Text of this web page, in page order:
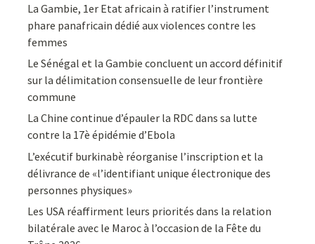
La Gambie, 1er Etat africain à ratifier l’instrument
phare panafricain dédié aux violences contre les
femmes
Le Sénégal et la Gambie concluent un accord définitif
sur la délimitation consensuelle de leur frontière
commune
La Chine continue d’épauler la RDC dans sa lutte
contre la 17è épidémie d’Ebola
L’exécutif burkinabè réorganise l’inscription et la
délivrance de «l’identifiant unique électronique des
personnes physiques»
Les USA réaffirment leurs priorités dans la relation
bilatérale avec le Maroc à l’occasion de la Fête du